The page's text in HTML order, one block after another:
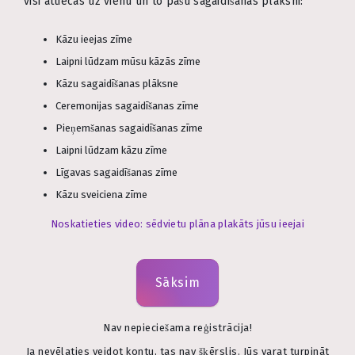
Kāzu ieejas zīme
Laipni lūdzam mūsu kāzās zīme
Kāzu sagaidīšanas plāksne
Ceremonijas sagaidīšanas zīme
Pieņemšanas sagaidīšanas zīme
Laipni lūdzam kāzu zīme
Līgavas sagaidīšanas zīme
Kāzu sveiciena zīme
Noskatieties video: sēdvietu plāna plakāts jūsu ieejai
Sāksim
Nav nepieciešama reģistrācija!
Ja nevēlaties veidot kontu, tas nav šķērslis. Jūs varat turpināt